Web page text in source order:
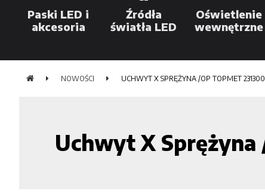
Paski LED i
akcesoria
Źródła
światła LED
Oświetlenie
wewnętrzne
NOWOŚCI UCHWYT X SPRĘŻYNA /OP TOPMET
Uchwyt X Sprężyna